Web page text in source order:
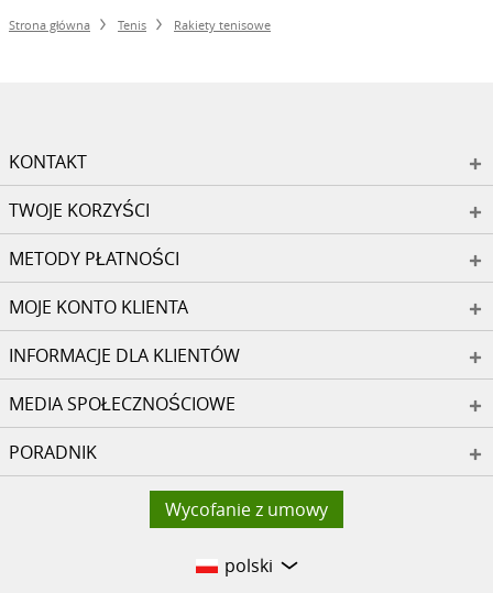
Strona główna Tenis Rakiety tenisowe
KONTAKT
TWOJE KORZYŚCI
METODY PŁATNOŚCI
MOJE KONTO KLIENTA
INFORMACJE DLA KLIENTÓW
MEDIA SPOŁECZNOŚCIOWE
PORADNIK
Wycofanie z umowy
polski